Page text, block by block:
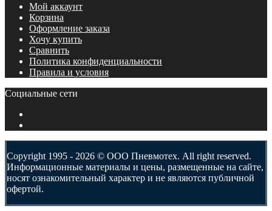
Мой аккаунт
Корзина
Оформление заказа
Хочу купить
Сравнить
Политика конфиденциальности
Правила и условия
Социальные сети
Copyright 1995 - 2026 © ООО Пневмотех. All right reserved.
Информационные материалы и цены, размещенные на сайте,
носят ознакомительный характер и не являются публичной
офертой.